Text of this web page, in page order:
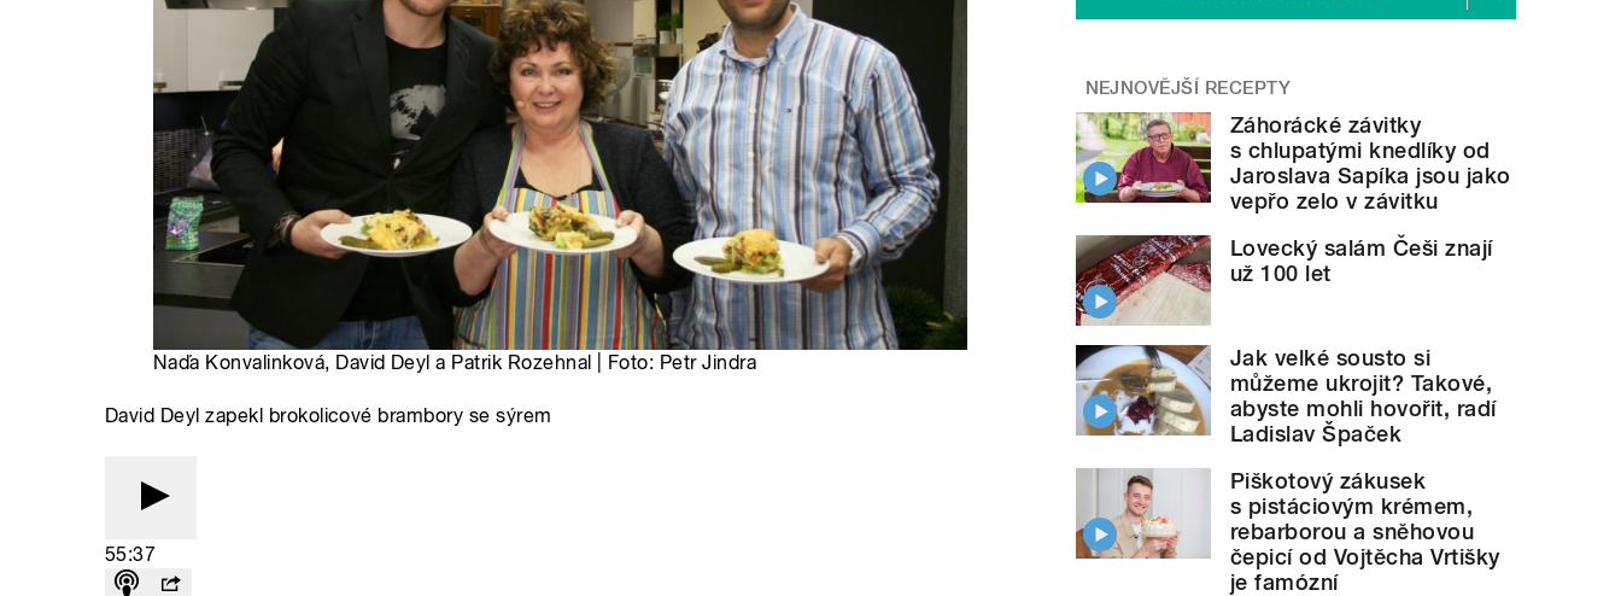
Naďa Konvalinková, David Deyl a Patrik Rozehnal | Foto: Petr Jindra
David Deyl zapekl brokolicové brambory se sýrem
55:37
NEJNOVĚJŠÍ RECEPTY
Záhorácké závitky
s chlupatými knedlíky od
Jaroslava Sapíka jsou jako
vepřo zelo v závitku
Lovecký salám Češi znají
už 100 let
Jak velké sousto si
můžeme ukrojit? Takové,
abyste mohli hovořit, radí
Ladislav Špaček
Piškotový zákusek
s pistáciovým krémem,
rebarborou a sněhovou
čepicí od Vojtěcha Vrtišky
je famózní